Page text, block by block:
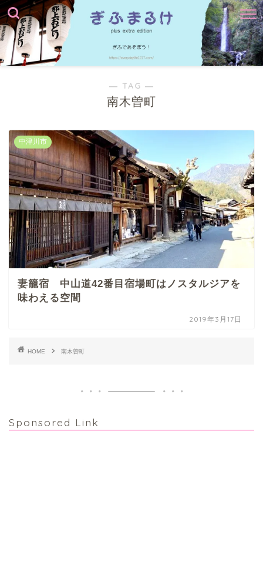
― TAG ―
南木曽町
中津川市
妻籠宿 中山道42番目宿場町はノスタルジアを
味わえる空間
2019年3月17日
HOME 南木曽町
Sponsored Link